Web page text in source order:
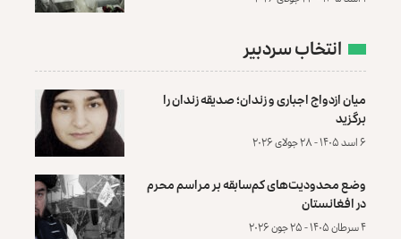
انتخاب سردبیر
میان ازدواج اجباری و زندان؛ صدیقه زندان را
برگزید
۶ اسد ۱۴۰۵ - ۲۸ جولای ۲۰۲۶
وضع محدودیت‌های کم‌سابقه بر مراسم محرم
در افغانستان
۴ سرطان ۱۴۰۵ - ۲۵ جون ۲۰۲۶